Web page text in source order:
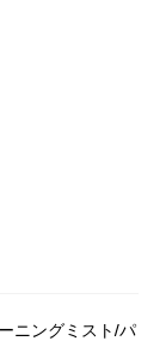
ニングミスト/パ